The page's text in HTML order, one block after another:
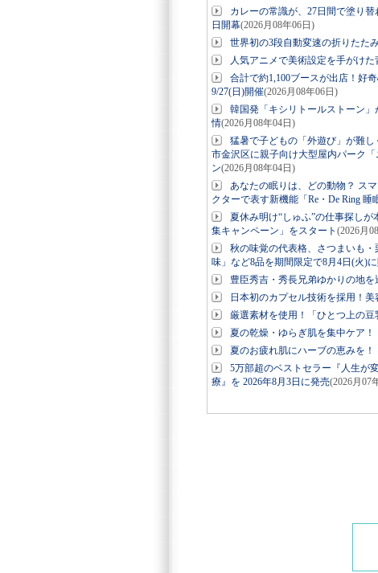
カレーの常識が、27日間で塗り
日開幕(2026月08年06日)
世界初の3段自動変速の折りたた
人気アニメで美術設定を手がけ
合計で約1,100ブースが出店！好
9/27(日)開催(2026月08年06日)
韓国発「キシリトールストーン
情(2026月08年04日)
猛暑で子どもの「外遊び」が難
市金沢区に親子向け大型屋内パーク
ン(2026月08年04日)
あなたの眠りは、どの動物？ ス
クターで表す新機能「Re・De Ring 睡
夏休み明け“しゅふ”の仕事探し
集キャンペーン」をスタート (2026月
秋の味覚の代表格、さつまいも
味」など8品を期間限定で8月4日(火)に
豊臣秀吉・秀長兄弟ゆかりの地
日本初のカプセル技術を採用！
厳選素材を使用！「ひとつ上の
夏の乾燥・ゆらぎ肌を集中ケア
夏のお疲れ肌にハーブの恵みを
5万部超のベストセラー『人生が
療』を 2026年8月3日に発売(2026月07